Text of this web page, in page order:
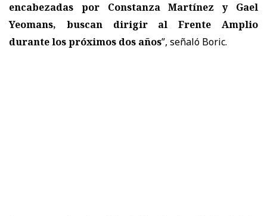
encabezadas por Constanza Martínez y Gael
Yeomans, buscan dirigir al Frente Amplio
durante los próximos dos años”, señaló Boric.